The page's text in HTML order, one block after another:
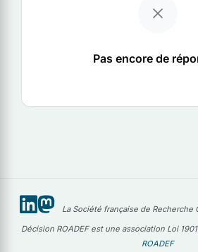
Pas encore de
La Société française de Recherche
Décision ROADEF est une association Loi 1901
ROADEF